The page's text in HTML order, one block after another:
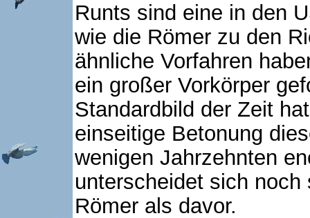
Runts sind eine in den
wie die Römer zu den
ähnliche Vorfahren
ein großer Vorkörper
Standardbild der Zeit
einseitige Betonung
wenigen Jahrzehnten
unterscheidet sich
Römer als davor.